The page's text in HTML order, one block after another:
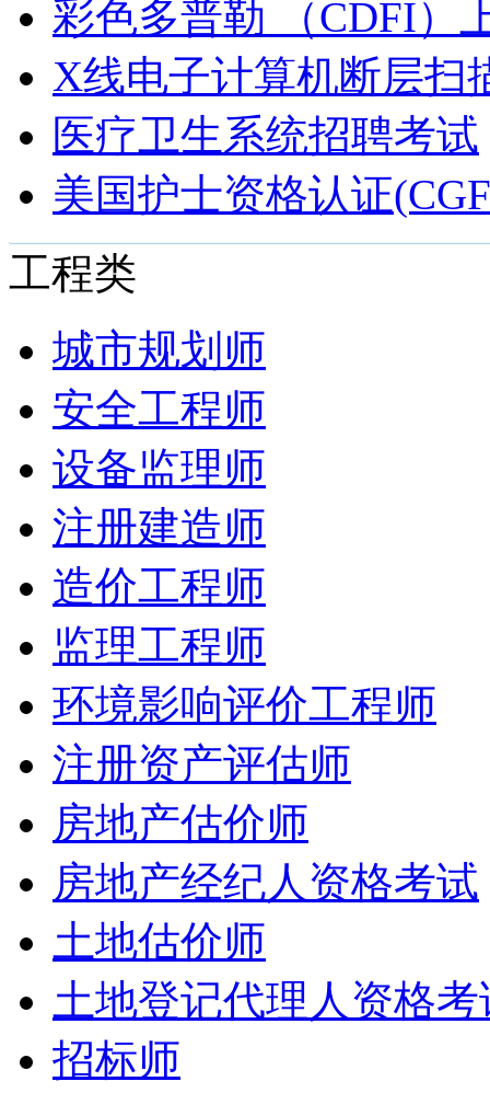
彩色多普勒 （CDFI）
X线电子计算机断层扫
医疗卫生系统招聘考试
美国护士资格认证
工程类
城市规划师
安全工程师
设备监理师
注册建造师
造价工程师
监理工程师
环境影响评价工程师
注册资产评估师
房地产估价师
房地产经纪人资格考试
土地估价师
土地登记代理人资格考
招标师